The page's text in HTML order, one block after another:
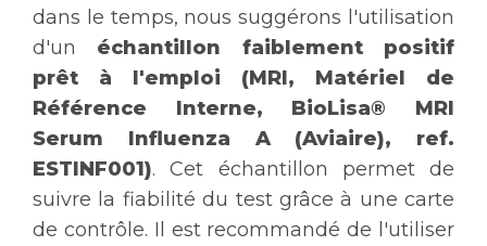
dans le temps, nous suggérons l'utilisation
d'un échantillon faiblement positif
prêt à l'emploi (MRI, Matériel de
Référence Interne, BioLisa® MRI
Serum Influenza A (Aviaire), ref.
ESTINF001). Cet échantillon permet de
suivre la fiabilité du test grâce à une carte
de contrôle. Il est recommandé de l'utiliser